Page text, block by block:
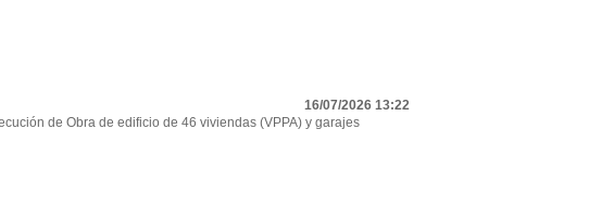
16/07/2026 13:22
de Obra de edificio de 46 viviendas (VPPA) y garajes